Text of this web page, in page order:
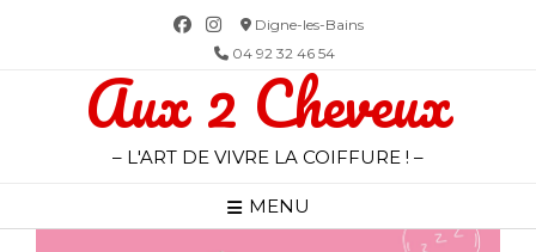
Digne-les-Bains
04 92 32 46 54
Aux 2 Cheveux
– L'ART DE VIVRE LA COIFFURE ! –
MENU